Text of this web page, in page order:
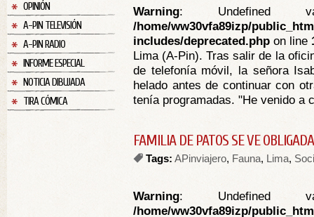
OPINIÓN
A-PIN TELEVISIÓN
A-PIN RADIO
INFORME ESPECIAL
NOTICIA DIBUJADA
TIRA CÓMICA
Warning: Undefined
/home/ww30vfa89izp/
includes/deprecated.php on line
Lima (A-Pin). Tras salir de la
de telefonía móvil, la señora
helado antes de continuar con
tenía programadas. "He venido a
FAMILIA DE PATOS SE VE
Tags: APinviajero, Fauna, Lima,
Warning: Undefined
/home/ww30vfa89izp/